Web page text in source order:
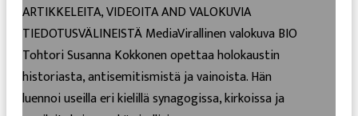
ARTIKKELEITA, VIDEOITA AND VALOKUVIA
TIEDOTUSVÄLINEISTÄ MediaVirallinen valokuva BIO
Tohtori Susanna Kokkonen opettaa holokaustin
historiasta, antisemitismistä ja vainoista. Hän
luennoi useilla eri kielillä synagogissa, kirkoissa ja